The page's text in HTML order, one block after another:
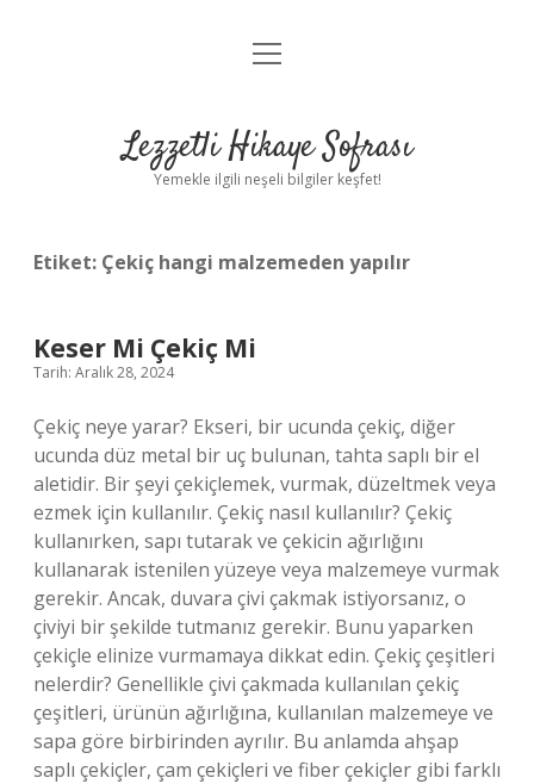
Anasayfa
Yasal Uyarı
menüyü
Lezzetli Hikaye Sofrası
Yemekle ilgili neşeli bilgiler keşfet!
Etiket: Çekiç hangi malzemeden yapılır
Keser Mi Çekiç Mi
Tarih: Aralık 28, 2024
Çekiç neye yarar? Ekseri, bir ucunda çekiç, diğer
ucunda düz metal bir uç bulunan, tahta saplı bir el
aletidir. Bir şeyi çekiçlemek, vurmak, düzeltmek veya
ezmek için kullanılır. Çekiç nasıl kullanılır? Çekiç
kullanırken, sapı tutarak ve çekicin ağırlığını
kullanarak istenilen yüzeye veya malzemeye vurmak
gerekir. Ancak, duvara çivi çakmak istiyorsanız, o
çiviyi bir şekilde tutmanız gerekir. Bunu yaparken
çekiçle elinize vurmamaya dikkat edin. Çekiç çeşitleri
nelerdir? Genellikle çivi çakmada kullanılan çekiç
çeşitleri, ürünün ağırlığına, kullanılan malzemeye ve
sapa göre birbirinden ayrılır. Bu anlamda ahşap
saplı çekiçler, çam çekiçleri ve fiber çekiçler gibi farklı